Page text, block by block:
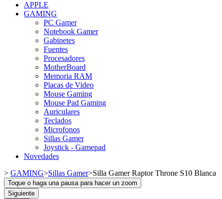
APPLE
GAMING
PC Gamer
Notebook Gamer
Gabinetes
Fuentes
Procesadores
MotherBoard
Memoria RAM
Placas de Video
Mouse Gaming
Mouse Pad Gaming
Auriculares
Teclados
Microfonos
Sillas Gamer
Joystick - Gamepad
Novedades
> GAMING>Sillas Gamer>Silla Gamer Raptor Throne S10 Blanca
Toque o haga una pausa para hacer un zoom
Siguiente